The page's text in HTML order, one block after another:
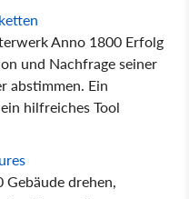
Anno 1800 Erfolg
und Nachfrage seiner
abstimmen. Ein
hilfreiches Tool
drehen,